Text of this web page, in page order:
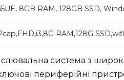
8GB RAM, 128GB SSD,
RAM,128G
система з
периферійні